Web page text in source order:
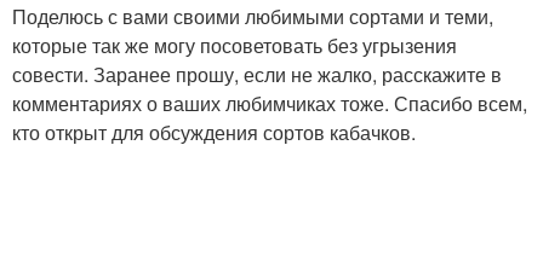
Поделюсь с вами своими любимыми сортами и теми,
которые так же могу посоветовать без угрызения
совести. Заранее прошу, если не жалко, расскажите в
комментариях о ваших любимчиках тоже. Спасибо всем,
кто открыт для обсуждения сортов кабачков.